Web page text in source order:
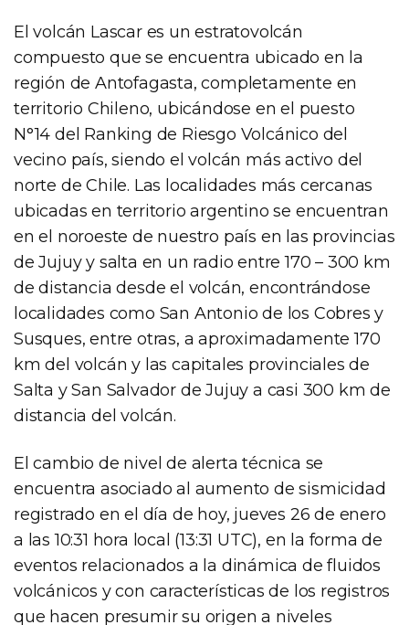
El volcán Lascar es un estratovolcán
compuesto que se encuentra ubicado en la
región de Antofagasta, completamente en
territorio Chileno, ubicándose en el puesto
N°14 del Ranking de Riesgo Volcánico del
vecino país, siendo el volcán más activo del
norte de Chile. Las localidades más cercanas
ubicadas en territorio argentino se encuentran
en el noroeste de nuestro país en las provincias
de Jujuy y salta en un radio entre 170 – 300 km
de distancia desde el volcán, encontrándose
localidades como San Antonio de los Cobres y
Susques, entre otras, a aproximadamente 170
km del volcán y las capitales provinciales de
Salta y San Salvador de Jujuy a casi 300 km de
distancia del volcán.
El cambio de nivel de alerta técnica se
encuentra asociado al aumento de sismicidad
registrado en el día de hoy, jueves 26 de enero
a las 10:31 hora local (13:31 UTC), en la forma de
eventos relacionados a la dinámica de fluidos
volcánicos y con características de los registros
que hacen presumir su origen a niveles